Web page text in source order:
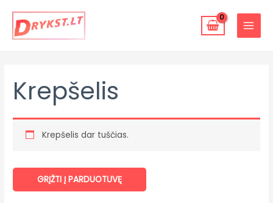
turinio
MAIN
MENU
Krepšelis
Krepšelis dar tuščias.
GRĮŽTI Į PARDUOTUVĘ